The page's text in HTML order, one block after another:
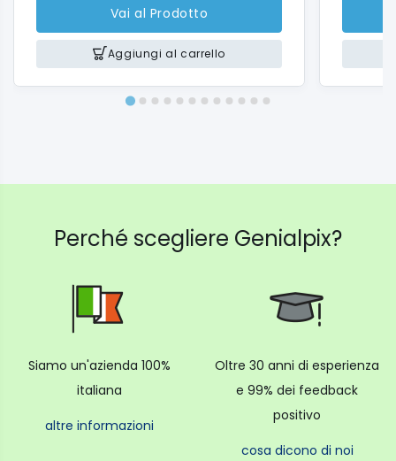
Vai al Prodotto
Aggiungi al carrello
Perché scegliere Genialpix?
Siamo un'azienda 100%
italiana
altre informazioni
Oltre 30 anni di esperienza
e 99% dei feedback
positivo
cosa dicono di noi